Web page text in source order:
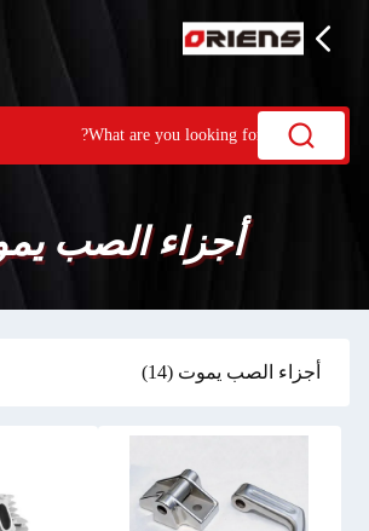
أجزاء الصب
أجزاء الصب يموت (14)